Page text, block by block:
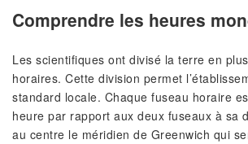
Comprendre les heures
Les scientifiques ont divisé la terre en
horaires. Cette division permet
standard locale. Chaque fuseau horaire
heure par rapport aux deux fuseaux à sa
au centre le méridien de Greenwich qui